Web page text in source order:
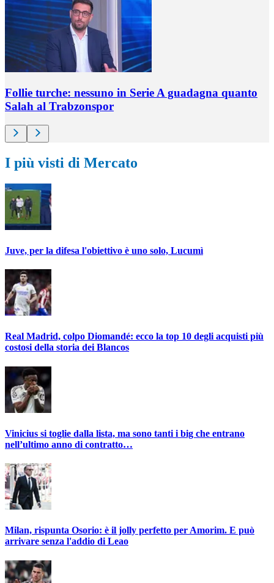
Follie turche: nessuno in Serie A guadagna quanto
Salah al Trabzonspor
I più visti di Mercato
Juve, per la difesa l'obiettivo è uno solo, Lucumì
Real Madrid, colpo Diomandé: ecco la top 10 degli acquisti più
costosi della storia dei Blancos
Vinicius si toglie dalla lista, ma sono tanti i big che entrano
nell’ultimo anno di contratto…
Milan, rispunta Osorio: è il jolly perfetto per Amorim. E può
arrivare senza l'addio di Leao